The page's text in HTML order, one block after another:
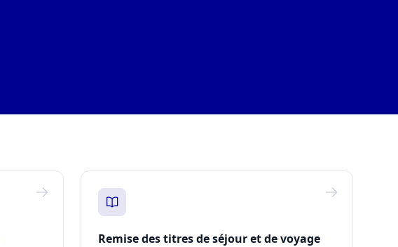
Remise des titres de séjour et de voyage